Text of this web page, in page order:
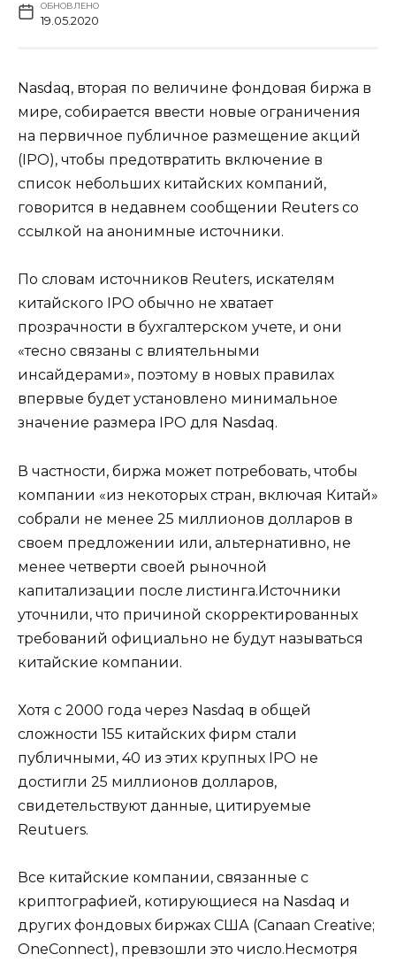
ОБНОВЛЕНО
19.05.2020
Nasdaq, вторая по величине фондовая биржа в
мире, собирается ввести новые ограничения
на первичное публичное размещение акций
(IPO), чтобы предотвратить включение в
список небольших китайских компаний,
говорится в недавнем сообщении Reuters со
ссылкой на анонимные источники.
По словам источников Reuters, искателям
китайского IPO обычно не хватает
прозрачности в бухгалтерском учете, и они
«тесно связаны с влиятельными
инсайдерами», поэтому в новых правилах
впервые будет установлено минимальное
значение размера IPO для Nasdaq.
В частности, биржа может потребовать, чтобы
компании «из некоторых стран, включая Китай»
собрали не менее 25 миллионов долларов в
своем предложении или, альтернативно, не
менее четверти своей рыночной
капитализации после листинга.Источники
уточнили, что причиной скорректированных
требований официально не будут называться
китайские компании.
Хотя с 2000 года через Nasdaq в общей
сложности 155 китайских фирм стали
публичными, 40 из этих крупных IPO не
достигли 25 миллионов долларов,
свидетельствуют данные, цитируемые
Reutuers.
Все китайские компании, связанные с
криптографией, котирующиеся на Nasdaq и
других фондовых биржах США (Canaan Creative;
OneConnect), превзошли это число.Несмотря